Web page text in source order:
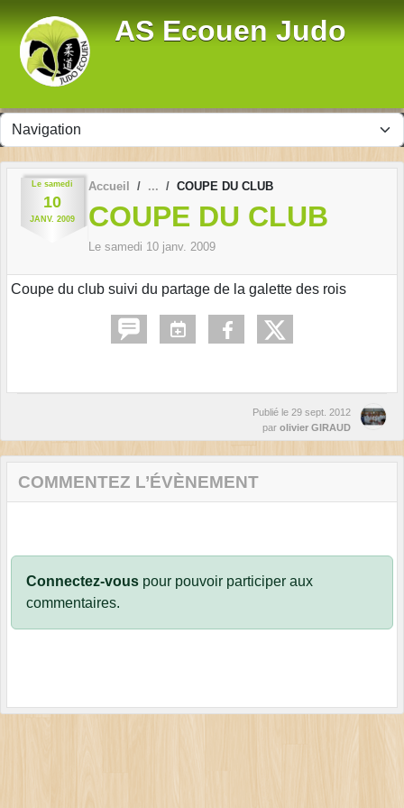
AS Ecouen Judo
Le samedi
10
JANV. 2009
Accueil COUPE DU CLUB
COUPE DU CLUB
Le samedi 10 janv. 2009
Coupe du club suivi du partage de la galette des rois
Publié le 29 sept. 2012
par olivier GIRAUD
COMMENTEZ L’ÉVÈNEMENT
Connectez-vous pour pouvoir participer aux
commentaires.